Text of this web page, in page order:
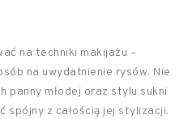
na techniki makijażu –
na uwydatnienie rysów. Nie
panny młodej oraz stylu sukni
spójny z całością jej stylizacji.